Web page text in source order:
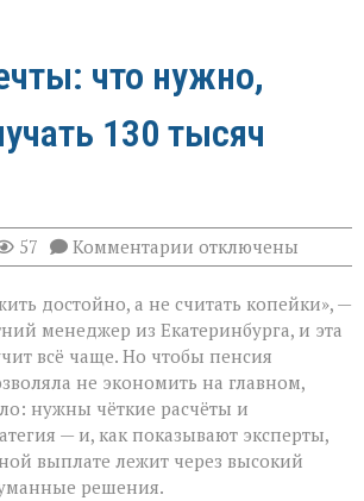
что нужно,
130 тысяч
57 Комментарии к
записи
мечты:
что
нужно,
чтобы
получать
130
тысяч
рублей
отключены
достойно, а не считать копейки», —
менеджер из Екатеринбурга, и эта
всё чаще. Но чтобы пенсия
не экономить на главном,
нужны чёткие расчёты и
— и, как показывают эксперты,
выплате лежит через высокий
решения.